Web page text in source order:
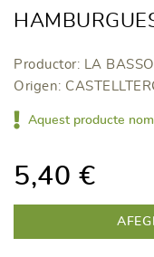
Productor: LA
Origen:
Aquest producte
5,40 €